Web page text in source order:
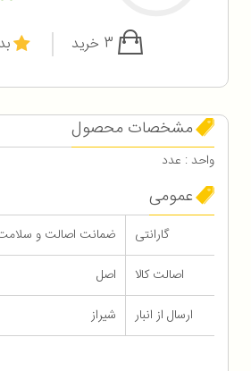
مشخصات محصول
واحد : عدد
عمومی
گارانتی
ضمانت اصالت و سلامت
اصالت کالا
اصل
ارسال از انبار
شیراز